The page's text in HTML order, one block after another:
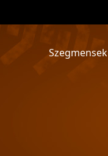
Szegmensek